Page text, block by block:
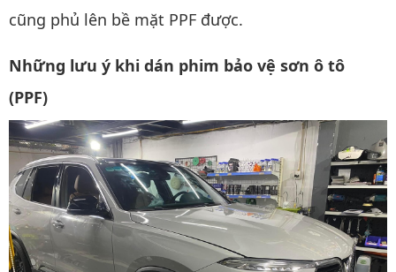
cũng phủ lên bề mặt PPF được.
Những lưu ý khi dán phim bảo vệ sơn ô tô
(PPF)